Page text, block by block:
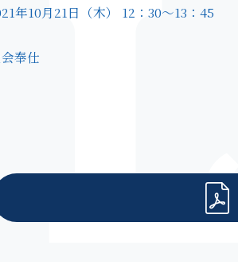
年10月21日（木） 12：30～13：45
奉仕